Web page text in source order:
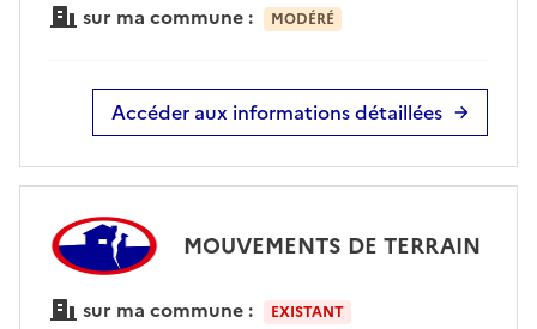
sur ma commune : MODÉRÉ
Accéder aux informations détaillées
MOUVEMENTS DE TERRAIN
sur ma commune : EXISTANT